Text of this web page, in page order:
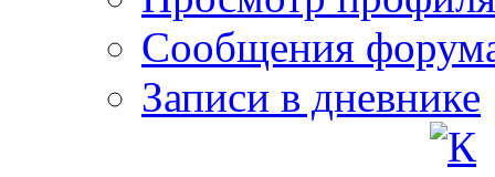
Сообщения
Записи в дневнике